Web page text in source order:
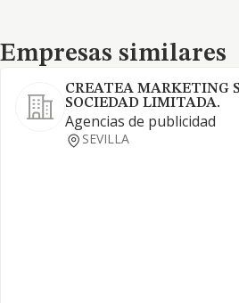
Empresas similares
Empresas similares
CREATEA MARKETING
SOCIEDAD LIMITADA.
Agencias de publicidad
SEVILLA